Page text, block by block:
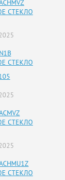
СТЕКЛО
СТЕКЛО
СТЕКЛО
СТЕКЛО